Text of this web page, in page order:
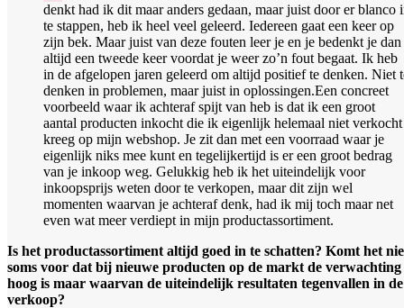
denkt had ik dit maar anders gedaan, maar juist door er blanco
te stappen, heb ik heel veel geleerd. Iedereen gaat een keer op
zijn bek. Maar juist van deze fouten leer je en je bedenkt je dan
altijd een tweede keer voordat je weer zo’n fout begaat. Ik heb
in de afgelopen jaren geleerd om altijd positief te denken. Niet
denken in problemen, maar juist in oplossingen.Een concreet
voorbeeld waar ik achteraf spijt van heb is dat ik een groot
aantal producten inkocht die ik eigenlijk helemaal niet verkocht
kreeg op mijn webshop. Je zit dan met een voorraad waar je
eigenlijk niks mee kunt en tegelijkertijd is er een groot bedrag
van je inkoop weg. Gelukkig heb ik het uiteindelijk voor
inkoopsprijs weten door te verkopen, maar dit zijn wel
momenten waarvan je achteraf denk, had ik mij toch maar net
even wat meer verdiept in mijn productassortiment.
Is het productassortiment altijd goed in te schatten? Komt het
soms voor dat bij nieuwe producten op de markt de verwachting
hoog is maar waarvan de uiteindelijk resultaten tegenvallen in de
verkoop?